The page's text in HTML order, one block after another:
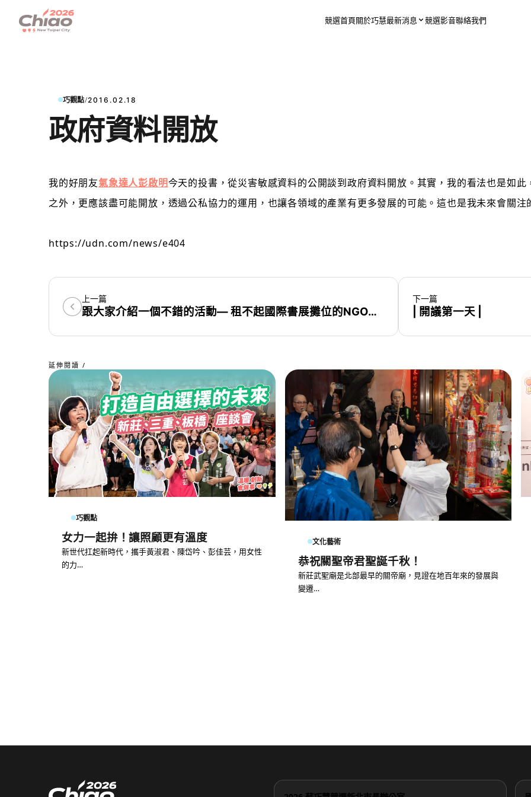
競選首頁關於巧慧最新消息 競選影音聯絡我們
巧觀點/2016.02.18
政府資料開放
我的好朋友氣象達人彭啟明今天的投書，從災害敏感資料的公開談到政府資料開放。其實，我的看法也是如此
之外，更應該盡可能開放，透過公私協力的運用，也讓各領域的產業有更多發展的可能。這也是我未來會關注
https://udn.com/news/e404
上一篇
跟大家介紹一個不錯的活動— 租不起國際書展攤位的NGO們都在這裡：2016公民書展
下一篇
| 開議第一天 |
延伸閱讀 /
巧觀點
女力一起拚！讓照顧更有溫度
新世代扛起新時代，攜手黃淑君、陳岱吟、彭佳芸，用女性
的力…
文化藝術
恭祝關聖帝君聖誕千秋！
新莊武聖廟是北部最早的關帝廟，見證在地百年來的發展與
變遷…